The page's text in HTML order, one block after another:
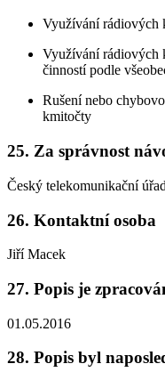
Využívání rádiových
Využívání rádiových
činností podle
Rušení nebo
kmitočty
25. Za správnost
Český telekomunikační
26. Kontaktní osoba
Jiří Macek
27. Popis je
01.05.2016
28. Popis byl